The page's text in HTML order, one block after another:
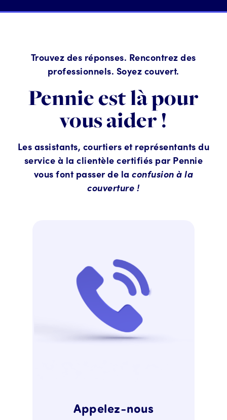
Trouvez des réponses. Rencontrez des
professionnels. Soyez couvert.
Pennie est là pour
vous aider !
Les assistants, courtiers et représentants du
service à la clientèle certifiés par Pennie
vous font passer de laconfusion à la
couverture !
Appelez-nous